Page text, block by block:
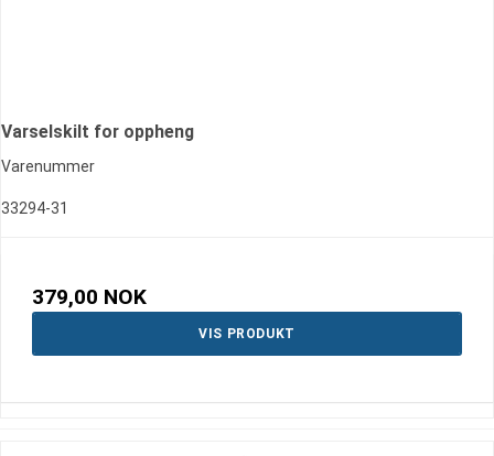
Varselskilt for oppheng
Varenummer
33294-31
379,00 NOK
VIS PRODUKT